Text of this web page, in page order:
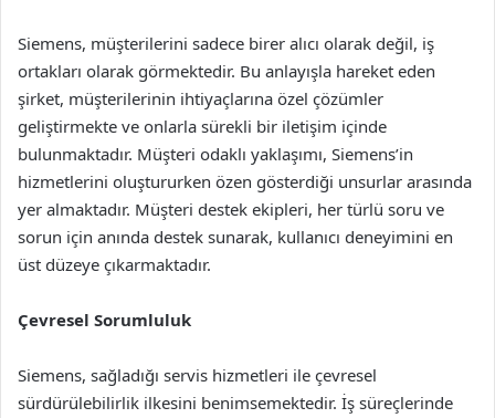
Siemens, müşterilerini sadece birer alıcı olarak değil, iş
ortakları olarak görmektedir. Bu anlayışla hareket eden
şirket, müşterilerinin ihtiyaçlarına özel çözümler
geliştirmekte ve onlarla sürekli bir iletişim içinde
bulunmaktadır. Müşteri odaklı yaklaşımı, Siemens’in
hizmetlerini oluştururken özen gösterdiği unsurlar arasında
yer almaktadır. Müşteri destek ekipleri, her türlü soru ve
sorun için anında destek sunarak, kullanıcı deneyimini en
üst düzeye çıkarmaktadır.
Çevresel Sorumluluk
Siemens, sağladığı servis hizmetleri ile çevresel
sürdürülebilirlik ilkesini benimsemektedir. İş süreçlerinde